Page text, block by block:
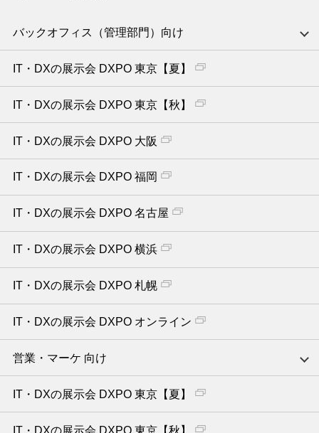
バックオフィス（管理部門）向け
IT・DXの展示会 DXPO 東京【夏】
IT・DXの展示会 DXPO 東京【秋】
IT・DXの展示会 DXPO 大阪
IT・DXの展示会 DXPO 福岡
IT・DXの展示会 DXPO 名古屋
IT・DXの展示会 DXPO 横浜
IT・DXの展示会 DXPO 札幌
IT・DXの展示会 DXPO オンライン
営業・マーケ 向け
IT・DXの展示会 DXPO 東京【夏】
IT・DXの展示会 DXPO 東京【秋】